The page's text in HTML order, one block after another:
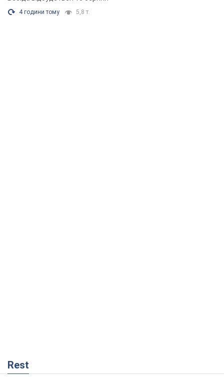
4 години тому 5,8 т.
Rest